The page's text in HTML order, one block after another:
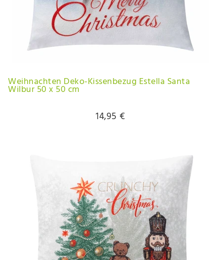
Weihnachten Deko-Kissenbezug Estella Santa
Wilbur 50 x 50 cm
14,95 €